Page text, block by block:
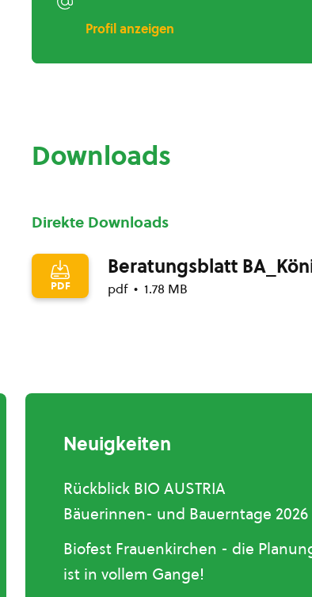
Profil anzeigen
Downloads
Direkte Downloads
PDF
Beratungsblatt
pdf 1.78 MB
Neuigkeiten
Rückblick BIO AUSTRIA
Bäuerinnen- und Bauerntage 2026
Biofest Frauenkirchen - die
ist in vollem Gange!